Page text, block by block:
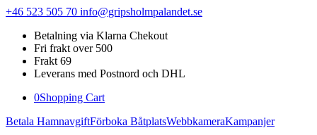
+46 523 505 70 info@gripsholmpalandet.se
Betalning via Klarna Chekout
Fri frakt over 500
Frakt 69
Leverans med Postnord och DHL
0Shopping Cart
Betala HamnavgiftFörboka BåtplatsWebbkameraKampanjer